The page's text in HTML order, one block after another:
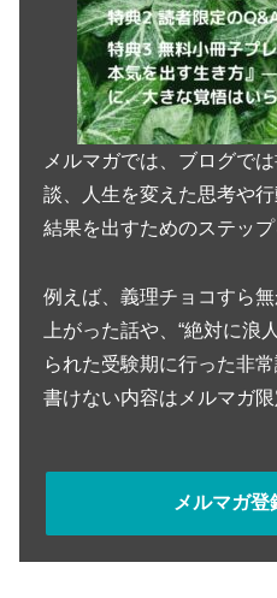
メルマガでは、ブログで
談、人生を変えた思考や
結果を出すためのステップ
例えば、義理チョコすら
上がった話や、“絶対に浪
られた受験期に行った非
書けない内容はメルマガ限
メルマガ登